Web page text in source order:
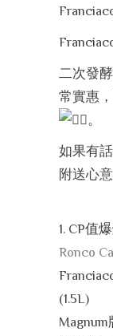
二次發
常實惠
。
如果有
附送心
1. CP值
Ronco
(1.5L)